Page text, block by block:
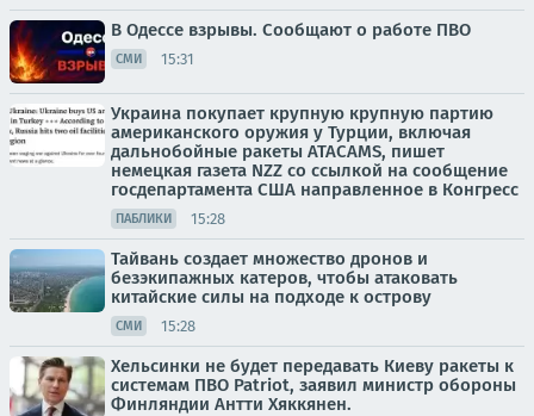
В Одессе взрывы. Сообщают о работе ПВО
СМИ 15:31
Украина покупает крупную крупную партию
американского оружия у Турции, включая
дальнобойные ракеты ATACAMS, пишет
немецкая газета NZZ со ссылкой на сообщение
госдепартамента США направленное в Конгресс
ПАБЛИКИ 15:28
Тайвань создает множество дронов и
безэкипажных катеров, чтобы атаковать
китайские силы на подходе к острову
СМИ 15:28
Хельсинки не будет передавать Киеву ракеты к
системам ПВО Patriot, заявил министр обороны
Финляндии Антти Хяккянен.